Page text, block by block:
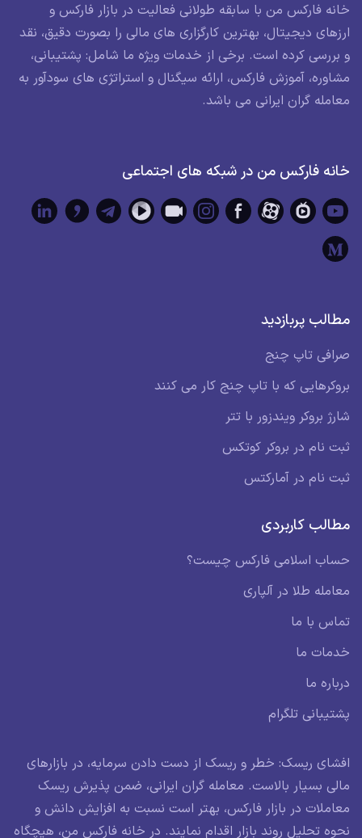
خانه فارکس من با سابقه طولانی فعالیت در بازار فارکس و
ارزهای دیجیتال، بهترین کارگزاری های مالی را بصورت دقیق، نقد
و بررسی کرده است. برخی از خدمات ویژه ما شامل: پشتیبانی،
مشاوره، آموزش فارکس، ارائه سیگنال و استراتژی های سودآور به
معامله گران ایرانی می باشد.
خانه فارکس من در شبکه های اجتماعی
مطالب پربازدید
صرافی تاپ چنج
بروکرهایی که با تاپ چنج کار می کنند
شارژ بروکر ویندزور با تتر
ثبت نام در بروکر کوتکس
ثبت نام در آمارکتس
مطالب کاربردی
حساب اسلامی فارکس چیست؟
معامله طلا در آلپاری
تماس با ما
خدمات ما
درباره ما
پشتیبانی تلگرام
افشای ریسک: خطر و ریسک از دست دادن سرمایه، در بازارهای
مالی بسیار بالاست. معامله گران ایرانی، ضمن پذیرش ریسک
معاملات در بازار فارکس، بهتر است نسبت به افزایش دانش و
نحوه تحلیل روند بازار اقدام نمایند. در خانه فارکس من، هیچگاه